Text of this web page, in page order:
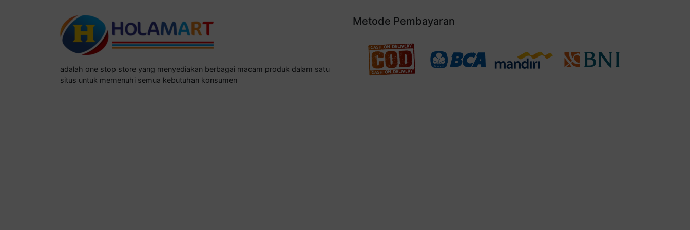
adalah one stop store yang menyediakan berbagai macam produk dalam satu
situs untuk memenuhi semua kebutuhan konsumen
Metode Pembayaran